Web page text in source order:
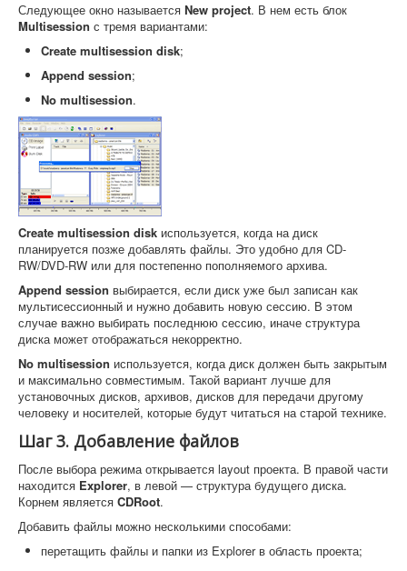
Следующее окно называется New project. В нем есть блок
Multisession с тремя вариантами:
Create multisession disk;
Append session;
No multisession.
Create multisession disk используется, когда на диск
планируется позже добавлять файлы. Это удобно для CD-
RW/DVD-RW или для постепенно пополняемого архива.
Append session выбирается, если диск уже был записан как
мультисессионный и нужно добавить новую сессию. В этом
случае важно выбирать последнюю сессию, иначе структура
диска может отображаться некорректно.
No multisession используется, когда диск должен быть закрытым
и максимально совместимым. Такой вариант лучше для
установочных дисков, архивов, дисков для передачи другому
человеку и носителей, которые будут читаться на старой технике.
Шаг 3. Добавление файлов
После выбора режима открывается layout проекта. В правой части
находится Explorer, в левой — структура будущего диска.
Корнем является CDRoot.
Добавить файлы можно несколькими способами:
перетащить файлы и папки из Explorer в область проекта;